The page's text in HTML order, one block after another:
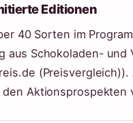
Editionen
40 Sorten im
aus Schokoladen-
(Preisvergleich)).